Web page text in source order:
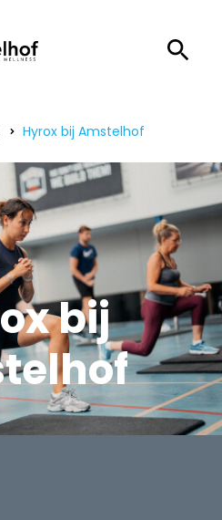
Hyrox bij Amstelhof
bij